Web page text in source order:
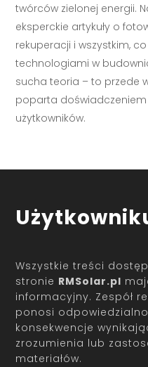
twórców zielonej energii.
eksperckie artykuły o
rekuperacji i wszystkim,
technologiami w
sucha teoria – to przede
poparta
użytkowników.
Wszystkie treści
stronie RMSolar.pl
informacyjny. Zespół
ponosi
konsekwencje
zrozumienia lub
materiałów.